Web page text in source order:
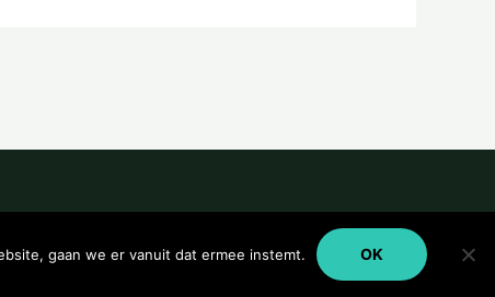
gaan we er vanuit dat ermee instemt. OK